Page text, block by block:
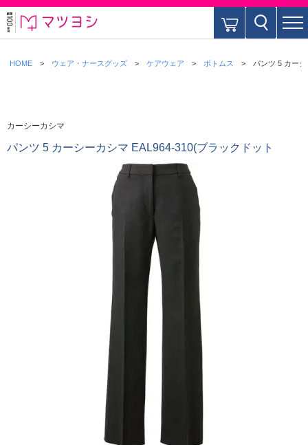
HOME ウェア・ナースグッズ ケアウェア ボトムス パンツ 5 カー
カーシーカシマ
パンツ 5 カーシーカシマ EAL964-310(ブラックドット